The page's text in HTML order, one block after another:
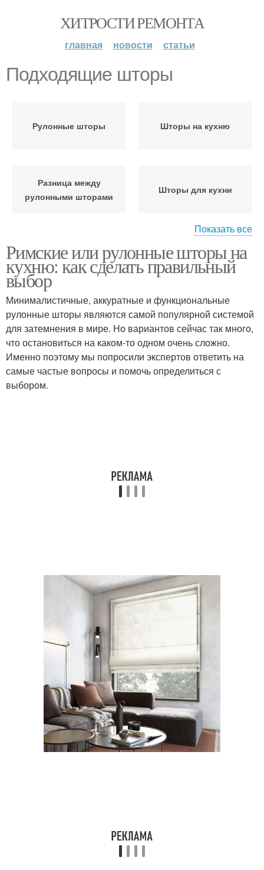
ХИТРОСТИ РЕМОНТА
главная новости статьи
Подходящие шторы
Рулонные шторы Шторы на кухню
Разница между
рулонными шторами
Шторы для кухни
Римские шторы Шторы на кухне
Шторы по сравнению Японские шторы
Окна под рулонные
Шторы на
Показать все
Римские или рулонные шторы на
кухню: как сделать правильный
выбор
Минималистичные, аккуратные и функциональные
рулонные шторы являются самой популярной системой
для затемнения в мире. Но вариантов сейчас так много,
что остановиться на каком-то одном очень сложно.
Именно поэтому мы попросили экспертов ответить на
самые частые вопросы и помочь определиться с
выбором.